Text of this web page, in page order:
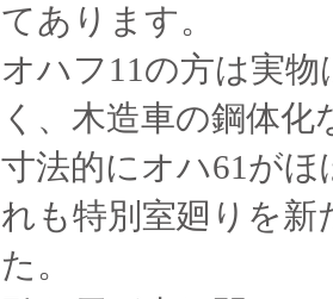
てあります。
オハフ11の方は実
く、木造車の鋼体化
寸法的にオハ61が
れも特別室廻りを
た。